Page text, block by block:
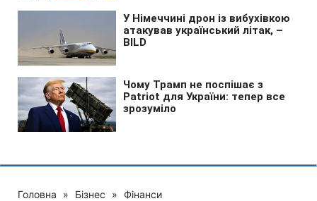
Головна » Бізнес » Фінанси